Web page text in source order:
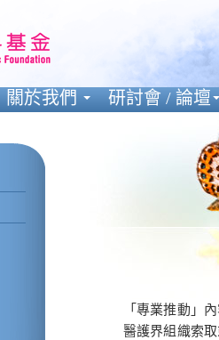
「專業推動」
醫護界組織索
關於我們 研討會 / 論壇